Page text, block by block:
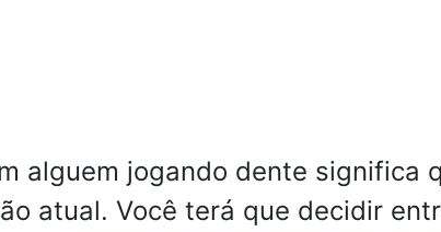
alguem jogando dente significa
atual. Você terá que decidir